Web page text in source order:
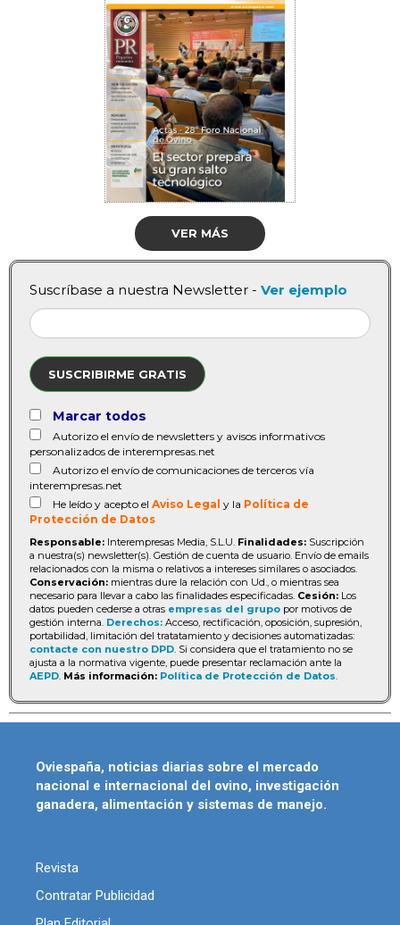
VER MÁS
Suscríbase a nuestra Newsletter - Ver ejemplo
SUSCRIBIRME GRATIS
Marcar todos
Autorizo el envío de newsletters y avisos informativos
personalizados de interempresas.net
Autorizo el envío de comunicaciones de terceros vía
interempresas.net
He leído y acepto el Aviso Legal y la Política de
Protección de Datos
Responsable: Interempresas Media, S.L.U. Finalidades: Suscripción
a nuestra(s) newsletter(s). Gestión de cuenta de usuario. Envío de emails
relacionados con la misma o relativos a intereses similares o asociados.
Conservación: mientras dure la relación con Ud., o mientras sea
necesario para llevar a cabo las finalidades especificadas. Cesión: Los
datos pueden cederse a otras empresas del grupo por motivos de
gestión interna. Derechos: Acceso, rectificación, oposición, supresión,
portabilidad, limitación del tratatamiento y decisiones automatizadas:
contacte con nuestro DPD . Si considera que el tratamiento no se
ajusta a la normativa vigente, puede presentar reclamación ante la
AEPD Más información: Política de Protección de Datos
Oviespaña, noticias diarias sobre el mercado
nacional e internacional del ovino, investigación
ganadera, alimentación y sistemas de manejo.
Revista
Contratar Publicidad